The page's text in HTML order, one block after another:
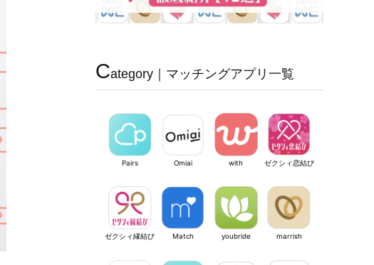
Category｜マッチングアプリ一覧
Pairs Omiai with ゼクシィ恋結び
ゼクシィ縁結び Match youbride marrish